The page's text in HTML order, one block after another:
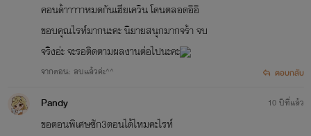
คอนด้าาาาาหมดกันเฮียเควิน โดนตลอดอิอิ
ขอบคุณไรท์มากนะคะ นิยายสนุกมากจร้า จบ
จริงอ่ะ จะรอติดตามผลงานต่อไปนะคะ
จากตอน: ลบแล้วค่ะ^^ ตอบกลับ
Pandy
ขอตอนพิเศษซัก3ตอนได้ไหมคะไรท์
10 ปีที่แล้ว